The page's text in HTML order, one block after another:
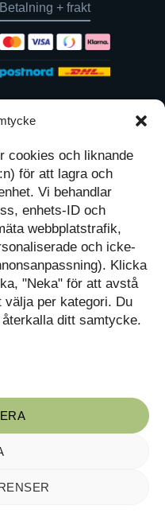
cookies och liknande
för att lagra och
Vi behandlar
enhets-ID och
webbplatstrafik,
och icke-
Klicka
"Neka" för att avstå
per kategori. Du
ditt samtycke.
Betalning + frakt
Sociala medier
Följ oss på Facebook
Tavlor på Instagram
Inspiration på Pinterest
Diskutera på LinkedIn
Kunskapat
Med barn och ungas
nyfikenhet som inspiration